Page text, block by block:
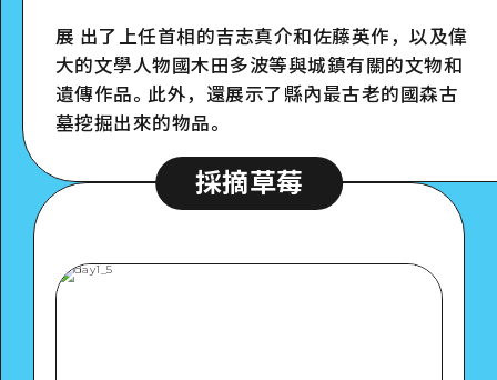
Google Maps
展 出了上任首相的吉志真介和佐藤英作，以及偉
大的文學人物國木田多波等與城鎮有關的文物和
遺傳作品。此外，還展示了縣內最古老的國森古
墓挖掘出來的物品。
採摘草莓